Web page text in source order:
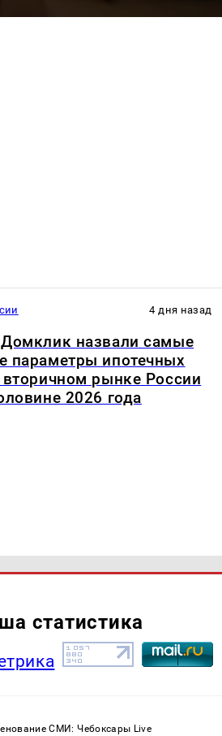
4 дня назад
назвали самые
параметры ипотечных
вторичном рынке России
2026 года
статистика
СМИ: Чебоксары Live